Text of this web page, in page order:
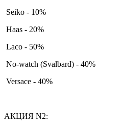
Seiko - 10%
Haas - 20%
Laco - 50%
No-watch (Svalbard) - 40%
Versace - 40%
АКЦИЯ N2: